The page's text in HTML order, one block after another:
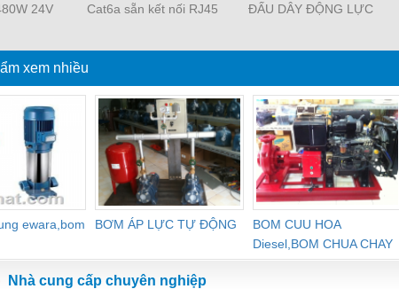
24V
-
Cat6a sẵn kết nối RJ45
C6FP8LD0050M40M40-
ĐẤU DÂY ĐỘNG LỰC
WEIDMULLER –
xem nhiều
ewara,bom
BƠM ÁP LỰC TỰ ĐỘNG
BOM CUU HOA
Diesel,BOM CHUA CHAY
Nhà cung cấp chuyên nghiệp